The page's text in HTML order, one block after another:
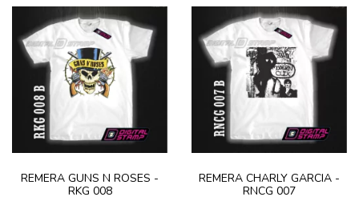
REMERA GUNS N ROSES -
RKG 008
REMERA CHARLY GARCIA -
RNCG 007